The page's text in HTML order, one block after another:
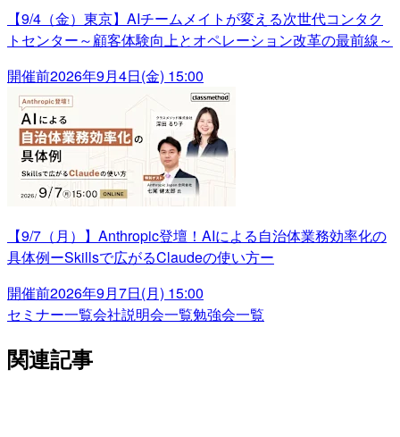
【9/4（金）東京】AIチームメイトが変える次世代コンタク
トセンター～顧客体験向上とオペレーション改革の最前線～
開催前2026年9月4日(金) 15:00
【9/7（月）】Anthropic登壇！AIによる自治体業務効率化の
具体例ーSkillsで広がるClaudeの使い方ー
開催前2026年9月7日(月) 15:00
セミナー一覧会社説明会一覧勉強会一覧
関連記事